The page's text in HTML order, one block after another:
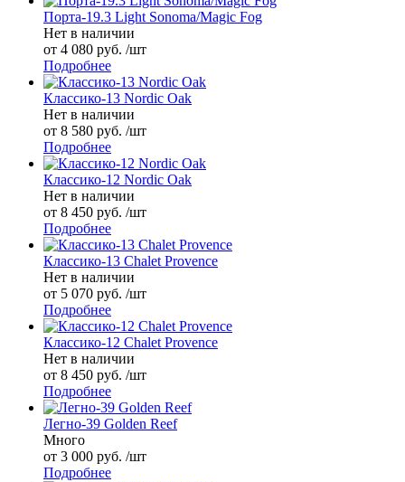
Порта-19.3 Light Sonoma/Magic Fog
Нет в наличии
от 4 080 руб. /шт
Подробнее
Классико-13 Nordic Oak
Нет в наличии
от 8 580 руб. /шт
Подробнее
Классико-12 Nordic Oak
Нет в наличии
от 8 450 руб. /шт
Подробнее
Классико-13 Chalet Provence
Нет в наличии
от 5 070 руб. /шт
Подробнее
Классико-12 Chalet Provence
Нет в наличии
от 8 450 руб. /шт
Подробнее
Легно-39 Golden Reef
Много
от 3 000 руб. /шт
Подробнее